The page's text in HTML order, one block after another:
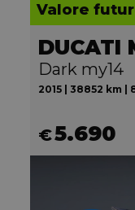
Valore
DUCATI
Dark my14
2015 | 38852 km |
€5.690